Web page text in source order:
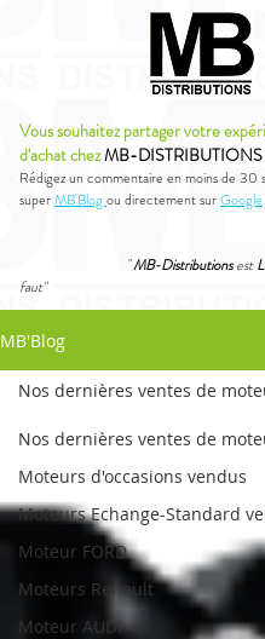
Vous souhaitez partager votre
d'achat chezMB-DISTRIBUTIONS
Rédigez un commentaire en moins de 30
superMB'Blog ou directement surGoogle
"MB-Distributionsest
faut"
MB'Blog
Nos dernières ventes de
Moteurs d'occasions vendus
Moteurs Echange-Standard
Moteur FORD
Moteurs Renault
Moteur AUDI
Nos dernières ventes de